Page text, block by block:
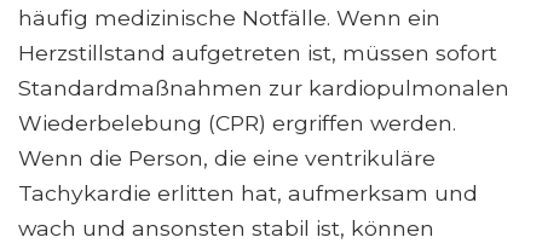
häufig medizinische Notfälle. Wenn ein
Herzstillstand aufgetreten ist, müssen sofort
Standardmaßnahmen zur kardiopulmonalen
Wiederbelebung (CPR) ergriffen werden.
Wenn die Person, die eine ventrikuläre
Tachykardie erlitten hat, aufmerksam und
wach und ansonsten stabil ist, können